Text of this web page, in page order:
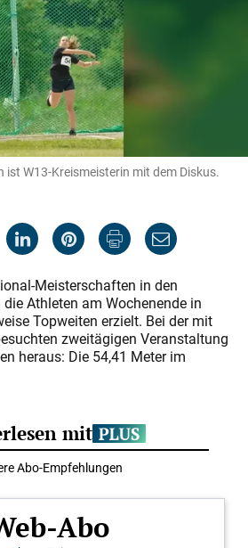
ist W13-Kreismeisterin mit dem Diskus.
Meisterschaften in den
Athleten am Wochenende in
Topweiten erzielt. Bei der mit
zweitägigen Veranstaltung
heraus: Die 54,41 Meter im